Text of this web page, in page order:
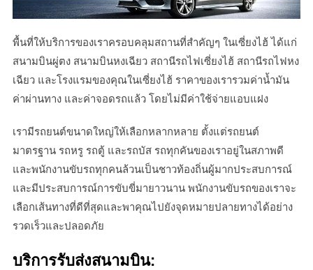
พื้นที่ให้บริการของเราครอบคลุมสถานที่สำคัญๆ ในเซี่ยงไฮ้ ได้แก่
สนามบินผู่ตง สนามบินหงเฉียว สถานีรถไฟเซี่ยงไฮ้ สถานีรถไฟหง
เฉียว และโรงแรมของคุณในเซี่ยงไฮ้ ราคาของเรารวมค่าน้ำมัน
ค่าผ่านทาง และค่าจอดรถแล้ว โดยไม่มีค่าใช้จ่ายแอบแฝง
เรามีรถยนต์ขนาดใหญ่ให้เลือกหลากหลาย ตั้งแต่รถยนต์
มาตรฐาน รถหรู รถตู้ และรถบัส รถทุกคันของเราอยู่ในสภาพดี
และพนักงานขับรถทุกคนล้วนเป็นชาวท้องถิ่นผู้มากประสบการณ์
และมีประสบการณ์การขับขี่มายาวนาน พนักงานขับรถของเราจะ
เลือกเส้นทางที่ดีที่สุดและพาคุณไปยังจุดหมายปลายทางได้อย่าง
รวดเร็วและปลอดภัย
บริการรับส่งสนามบิน: